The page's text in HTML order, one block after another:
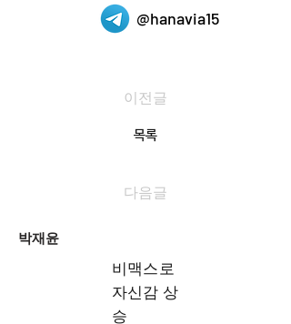
@hanavia15
이전글
목록
다음글
박재윤
비맥스로
자신감 상
승